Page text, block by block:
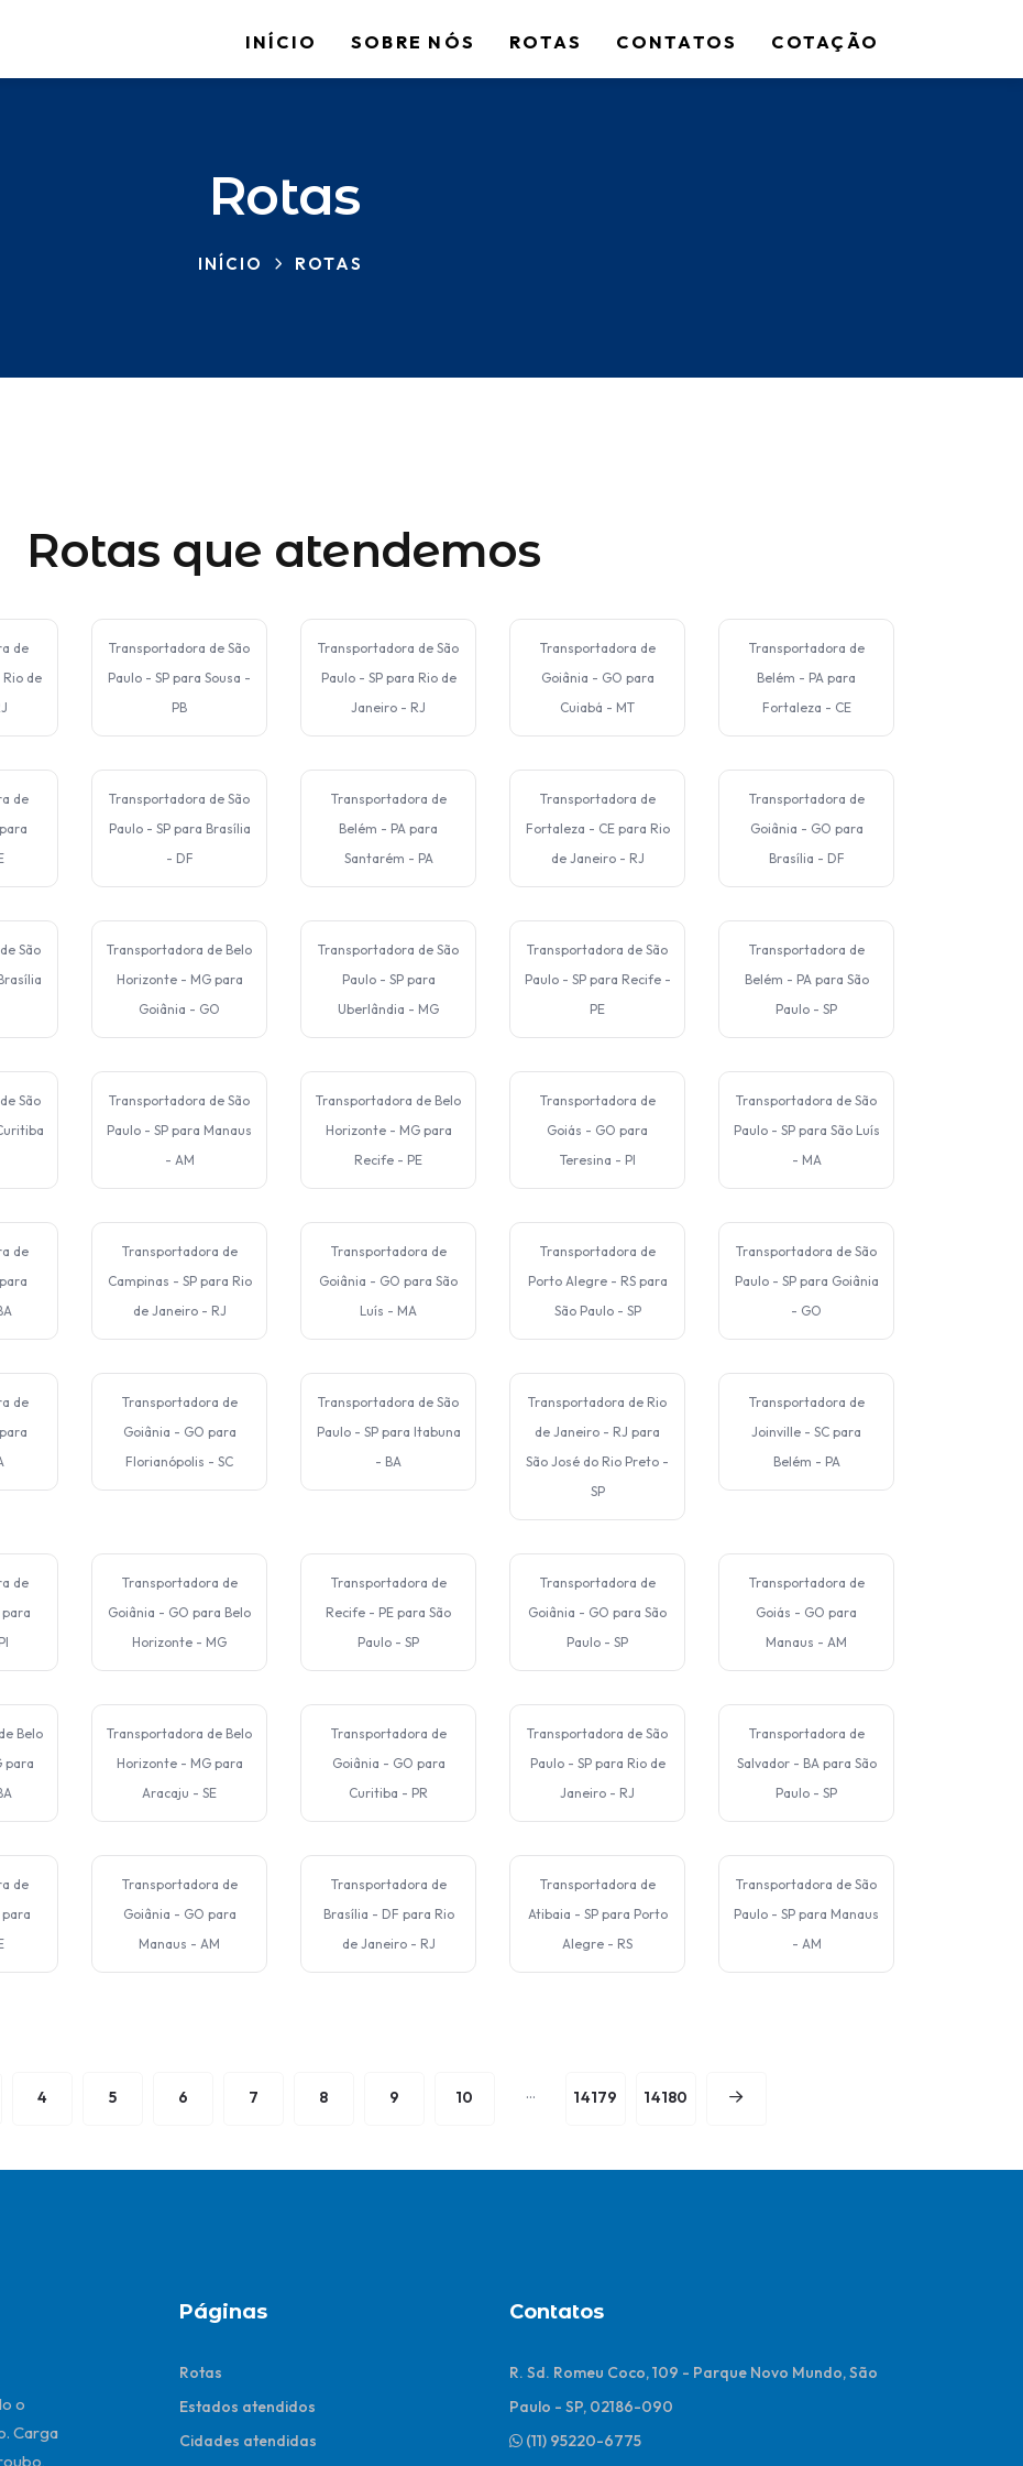
INÍCIO SOBRE NÓS ROTAS CONTATOS COTAÇÃO
Rotas
INÍCIO ROTAS
Rotas que atendemos
de
de
Transportadora de São
Paulo - SP para Sousa -
PB
Transportadora de São
Paulo - SP para Rio de
Janeiro - RJ
Transportadora de
Goiânia - GO para
Cuiabá - MT
Transportadora de
Belém - PA para
Fortaleza - CE
de
Transportadora de São
Paulo - SP para Brasília
- DF
Transportadora de
Belém - PA para
Santarém - PA
Transportadora de
Fortaleza - CE para Rio
de Janeiro - RJ
Transportadora de
Goiânia - GO para
Brasília - DF
São
Transportadora de Belo
Horizonte - MG para
Goiânia - GO
Transportadora de São
Paulo - SP para
Uberlândia - MG
Transportadora de São
Paulo - SP para Recife -
PE
Transportadora de
Belém - PA para São
Paulo - SP
São
Transportadora de São
Paulo - SP para Manaus
- AM
Transportadora de Belo
Horizonte - MG para
Recife - PE
Transportadora de
Goiás - GO para
Teresina - PI
Transportadora de São
Paulo - SP para São Luís
- MA
de
Transportadora de
Campinas - SP para Rio
de Janeiro - RJ
Transportadora de
Goiânia - GO para São
Luís - MA
Transportadora de
Porto Alegre - RS para
São Paulo - SP
Transportadora de São
Paulo - SP para Goiânia
- GO
de
Transportadora de
Goiânia - GO para
Florianópolis - SC
Transportadora de São
Paulo - SP para Itabuna
- BA
Transportadora de Rio
de Janeiro - RJ para
São José do Rio Preto -
SP
Transportadora de
Joinville - SC para
Belém - PA
de
para
Transportadora de
Goiânia - GO para Belo
Horizonte - MG
Transportadora de
Recife - PE para São
Paulo - SP
Transportadora de
Goiânia - GO para São
Paulo - SP
Transportadora de
Goiás - GO para
Manaus - AM
Belo
para
Transportadora de Belo
Horizonte - MG para
Aracaju - SE
Transportadora de
Goiânia - GO para
Curitiba - PR
Transportadora de São
Paulo - SP para Rio de
Janeiro - RJ
Transportadora de
Salvador - BA para São
Paulo - SP
de
Transportadora de
Goiânia - GO para
Manaus - AM
Transportadora de
Brasília - DF para Rio
de Janeiro - RJ
Transportadora de
Atibaia - SP para Porto
Alegre - RS
Transportadora de São
Paulo - SP para Manaus
- AM
4 5 6 7 8 9 10 ... 14179 14180
o
Carga
Páginas
Rotas
Estados atendidos
Cidades atendidas
Contatos
R. Sd. Romeu Coco, 109 - Parque Novo Mundo, São
Paulo - SP, 02186-090
(11) 95220-6775